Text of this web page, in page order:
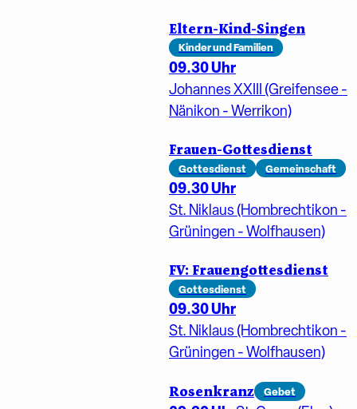
Eltern-Kind-Singen
Kinder und Familien
09.30 Uhr
Johannes XXIII (Greifensee -
Nänikon - Werrikon)
Frauen-Gottesdienst
Gottesdienst Gemeinschaft
09.30 Uhr
St. Niklaus (Hombrechtikon -
Grüningen - Wolfhausen)
FV: Frauengottesdienst
Gottesdienst
09.30 Uhr
St. Niklaus (Hombrechtikon -
Grüningen - Wolfhausen)
Rosenkranz Gebet